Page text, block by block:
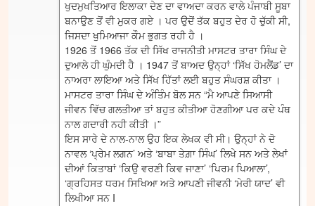
ਖੁਦਮੁਖਤਿਆਰ ਇਲਾਕਾ ਦੇਣ ਦਾ ਵਾਅਦਾ ਕਰਨ ਵਾਲੇ ਪੰਜਾਬੀ ਸੂਬਾ
ਬਨਾਉਣ ਤੋਂ ਵੀ ਮੁਕਰ ਗਏ । ਪਰ ਉਦੋਂ ਤੱਕ ਬਹੁਤ ਦੇਰ ਹੋ ਚੁੱਕੀ ਸੀ,
ਜਿਸਦਾ ਖੁਮਿਆਜਾ ਕੌਮ ਭੁਗਤ ਰਹੀ ਹੈ ।
1926 ਤੋਂ 1966 ਤੱਕ ਦੀ ਸਿੱਖ ਰਾਜਨੀਤੀ ਮਾਸਟਰ ਤਾਰਾ ਸਿੰਘ ਦੇ
ਦੁਆਲੇ ਹੀ ਘੁੰਮਦੀ ਹੈ । 1947 ਤੋਂ ਬਾਅਦ ਉਨ੍ਹਾਂ ‘ਸਿੱਖ ਹੋਮਲੈਂਡ’ ਦਾ
ਨਾਅਰਾ ਲਾਇਆ ਅਤੇ ਸਿੱਖ ਹਿੱਤਾਂ ਲਈ ਬਹੁਤ ਸੰਘਰਸ਼ ਕੀਤਾ ।
ਮਾਸਟਰ ਤਾਰਾ ਸਿੰਘ ਦੇ ਅੰਤਿੰਮ ਬੋਲ ਸਨ “ਮੈ ਆਪਣੇ ਸਿਆਸੀ
ਜੀਵਨ ਵਿੱਚ ਗਲਤੀਆ ਤਾਂ ਬਹੁਤ ਕੀਤੀਆ ਹੋਣਗੀਆ ਪਰ ਕਦੇ ਪੰਥ
ਨਾਲ ਗਦਾਰੀ ਨਹੀ ਕੀਤੀ ।”
ਇਸ ਸਾਰੇ ਦੇ ਨਾਲ-ਨਾਲ ਉਹ ਇਕ ਲੇਖਕ ਵੀ ਸੀ। ਉਨ੍ਹਾਂ ਨੇ ਦੋ
ਨਾਵਲ ‘ਪ੍ਰੇਮ ਲਗਨ’ ਅਤੇ ‘ਬਾਬਾ ਤੇਗ਼ਾ ਸਿੰਘ’ ਲਿਖੇ ਸਨ ਅਤੇ ਲੇਖਾਂ
ਦੀਆਂ ਕਿਤਾਬਾਂ ‘ਕਿਉ ਵਰਣੀ ਕਿਵ ਜਾਣਾ’ ‘ਪਿਰਮ ਪਿਆਲਾ’,
‘ਗ੍ਰਹਿਸਤ ਧਰਮ ਸਿਖਿਆ ਅਤੇ ਆਪਣੀ ਜੀਵਨੀ ‘ਮੇਰੀ ਯਾਦ’ ਵੀ
ਲਿਖੀਆ ਸਨ I